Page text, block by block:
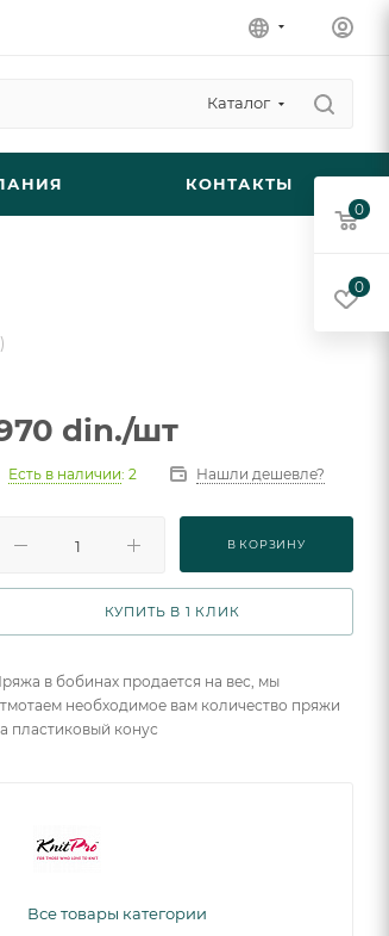
Каталог
КОНТАКТЫ
din./шт
Есть в наличии: 2 Нашли дешевле?
В КОРЗИНУ
КУПИТЬ В 1 КЛИК
в бобинах продается на вес, мы
необходимое вам количество пряжи
пластиковый конус
Все товары категории
0
0